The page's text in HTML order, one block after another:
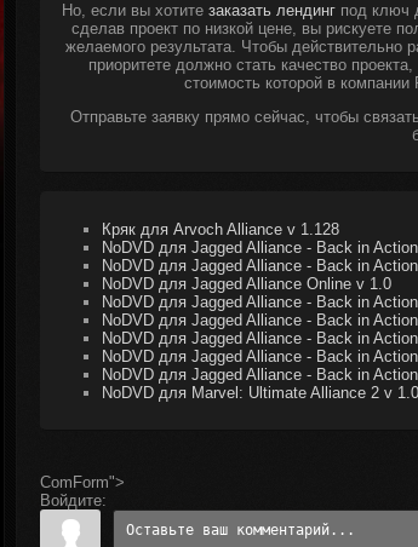
Но, если вы хотите заказать лендингпод ключ
сделав проект по низкой цене, вы рискуете
желаемого результата. Чтобы действительно
приоритете должно стать качество
стоимость которой в компании
Отправьте заявку прямо сейчас, чтобы
Кряк для Arvoch Alliance v 1.128
NoDVD для Jagged Alliance - Back in
NoDVD для Jagged Alliance - Back in
NoDVD для Jagged Alliance Online v 1.0
NoDVD для Jagged Alliance - Back in
NoDVD для Jagged Alliance - Back in
NoDVD для Jagged Alliance - Back in
NoDVD для Jagged Alliance - Back in
NoDVD для Jagged Alliance - Back in
NoDVD для Marvel: Ultimate Alliance 2 v 1.0
ComForm">
Войдите: